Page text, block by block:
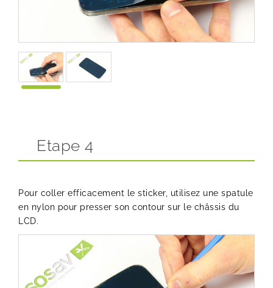
Etape 4
Pour coller efficacement le sticker, utilisez une spatule
en nylon pour presser son contour sur le châssis du
LCD.